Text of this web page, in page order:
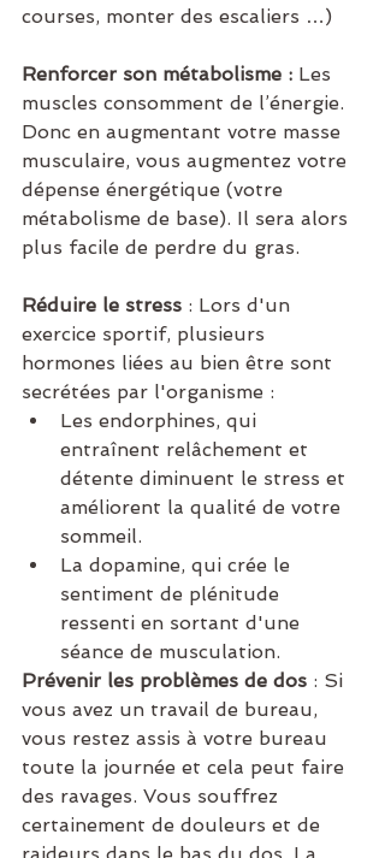
courses, monter des escaliers …)
Renforcer son métabolisme : Les
muscles consomment de l’énergie.
Donc en augmentant votre masse
musculaire, vous augmentez votre
dépense énergétique (votre
métabolisme de base). Il sera alors
plus facile de perdre du gras.
Réduire le stress : Lors d'un
exercice sportif, plusieurs
hormones liées au bien être sont
secrétées par l'organisme :
Les endorphines, qui
entraînent relâchement et
détente diminuent le stress et
améliorent la qualité de votre
sommeil.
La dopamine, qui crée le
sentiment de plénitude
ressenti en sortant d'une
séance de musculation.
Prévenir les problèmes de dos : Si
vous avez un travail de bureau,
vous restez assis à votre bureau
toute la journée et cela peut faire
des ravages. Vous souffrez
certainement de douleurs et de